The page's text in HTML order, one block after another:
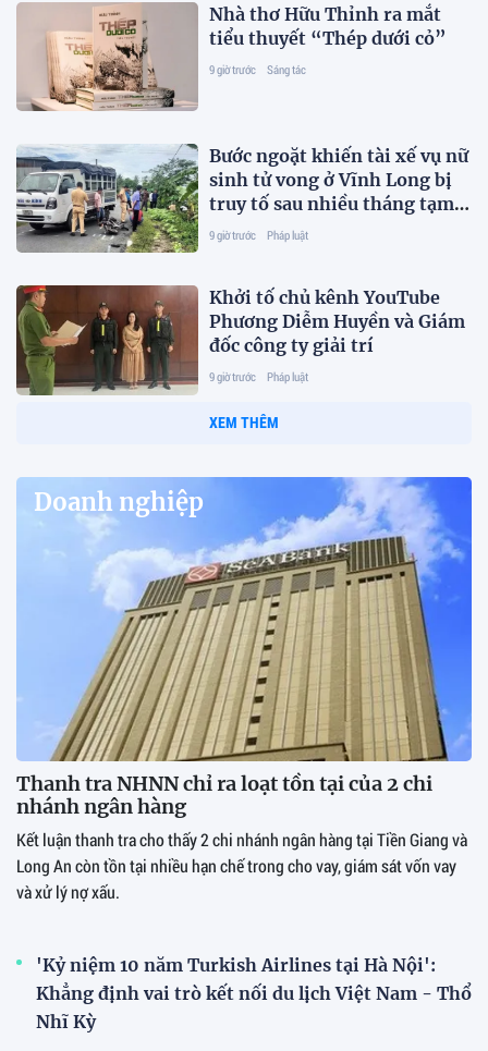
Nhà thơ Hữu Thỉnh ra mắt
tiểu thuyết “Thép dưới cỏ”
9 giờ trước Sáng tác
Bước ngoặt khiến tài xế vụ nữ
sinh tử vong ở Vĩnh Long bị
truy tố sau nhiều tháng tạm
đình chỉ
9 giờ trước Pháp luật
Khởi tố chủ kênh YouTube
Phương Diễm Huyền và Giám
đốc công ty giải trí
9 giờ trước Pháp luật
XEM THÊM
Doanh nghiệp
Thanh tra NHNN chỉ ra loạt tồn tại của 2 chi
nhánh ngân hàng
Kết luận thanh tra cho thấy 2 chi nhánh ngân hàng tại Tiền Giang và
Long An còn tồn tại nhiều hạn chế trong cho vay, giám sát vốn vay
và xử lý nợ xấu.
'Kỷ niệm 10 năm Turkish Airlines tại Hà Nội':
Khẳng định vai trò kết nối du lịch Việt Nam - Thổ
Nhĩ Kỳ